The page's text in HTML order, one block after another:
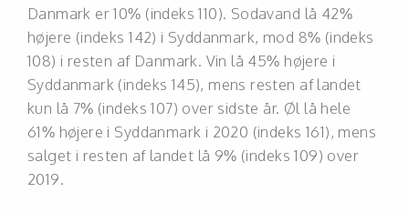
Danmark er 10% (indeks 110). Sodavand lå 42%
højere (indeks 142) i Syddanmark, mod 8% (indeks
108) i resten af Danmark. Vin lå 45% højere i
Syddanmark (indeks 145), mens resten af landet
kun lå 7% (indeks 107) over sidste år. Øl lå hele
61% højere i Syddanmark i 2020 (indeks 161), mens
salget i resten af landet lå 9% (indeks 109) over
2019.